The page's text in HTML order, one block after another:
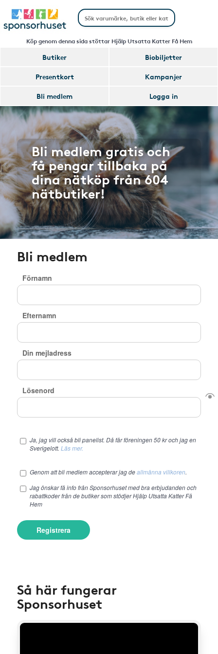
Köp genom denna sida stöttar Hjälp Utsatta Katter Få Hem
Butiker
Biobiljetter
Presentkort
Kampanjer
Bli medlem
Logga in
Bli medlem gratis och
få pengar tillbaka på
dina nätköp från 604
nätbutiker!
Bli medlem
Förnamn
Efternamn
Din mejladress
Lösenord
Ja, jag vill också bli panelist. Då får föreningen 50 kr och jag en
Sverigelott. Läs mer.
Genom att bli medlem accepterar jag deallmänna villkoren.
Jag önskar få info från Sponsorhuset med bra erbjudanden och
rabattkoder från de butiker som stödjer Hjälp Utsatta Katter Få
Hem
Registrera
Så här fungerar
Sponsorhuset